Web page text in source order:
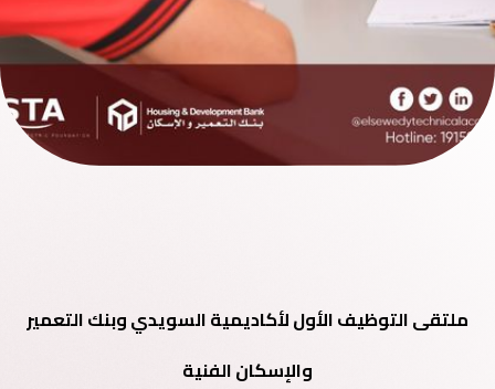
ملتقى التوظيف الأول لأكاديمية السويدي وبنك التعمير
والإسكان الفنية